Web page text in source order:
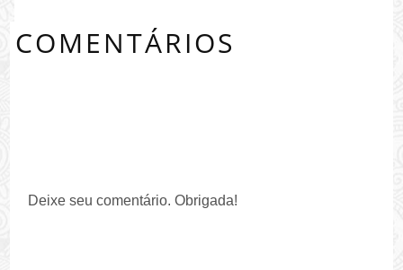
COMENTÁRIOS
Deixe seu comentário. Obrigada!